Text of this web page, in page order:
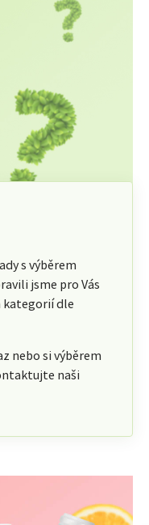
s výběrem
jsme pro Vás
kategorií dle
nebo si výběrem
naši